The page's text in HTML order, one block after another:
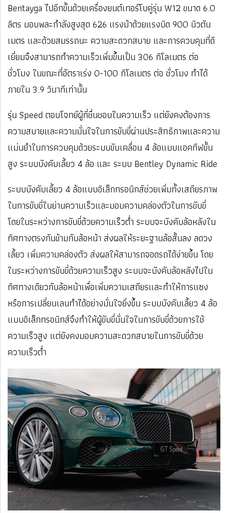
Bentayga ไปอีกขั้นด้วยเครื่องยนต์เทอร์โบคู่รุ่น W12 ขนาด 6.0
ลิตร มอบพละกำลังสูงสุด 626 แรงม้าด้วยแรงบิด 900 นิวตัน
เมตร และด้วยสมรรถนะ ความสะดวกสบาย และการควบคุมที่ดี
เยี่ยมจึงสามารถทำความเร็วเพิ่มขึ้นเป็น 306 กิโลเมตร ต่อ
ชั่วโมง ในขณะที่อัตราเร่ง 0-100 กิโลเมตร ต่อ ชั่วโมง ทำได้
ภายใน 3.9 วินาทีเท่านั้น
รุ่น Speed ตอบโจทย์ผู้ที่ชื่นชอบในความเร็ว แต่ยังคงต้องการ
ความสบายและความมั่นใจในการขับขี่ผ่านประสิทธิภาพและความ
แม่นยำในการควบคุมด้วยระบบขับเคลื่อน 4 ล้อแบบแอคทีฟขั้น
สูง ระบบบังคับเลี้ยว 4 ล้อ และ ระบบ Bentley Dynamic Ride
ระบบบังคับเลี้ยว 4 ล้อแบบอิเล็กทรอนิกส์ช่วยเพิ่มทั้งเสถียรภาพ
ในการขับขี่ในย่านความเร็วและมอบความคล่องตัวในการขับขี่
โดยในระหว่างการขับขี่ด้วยความเร็วต่ำ ระบบจะบังคับล้อหลังใน
ทิศทางตรงกันข้ามกับล้อหน้า ส่งผลให้ระยะฐานล้อสั้นลง ลดวง
เลี้ยว เพิ่มความคล่องตัว ส่งผลให้สามารถจอดรถได้ง่ายขึ้น โดย
ในระหว่างการขับขี่ด้วยความเร็วสูง ระบบจะบังคับล้อหลังไปใน
ทิศทางเดียวกับล้อหน้าเพื่อเพิ่มความเสถียรและทำให้การแซง
หรือการเปลี่ยนเลนทำได้อย่างมั่นใจยิ่งขึ้น ระบบบังคับเลี้ยว 4 ล้อ
แบบอิเล็กทรอนิกส์จึงทำให้ผู้ขับขี่มั่นใจในการขับขี่ด้วยการใช้
ความเร็วสูง แต่ยังคงมอบความสะดวกสบายในการขับขี่ด้วย
ความเร็วต่ำ